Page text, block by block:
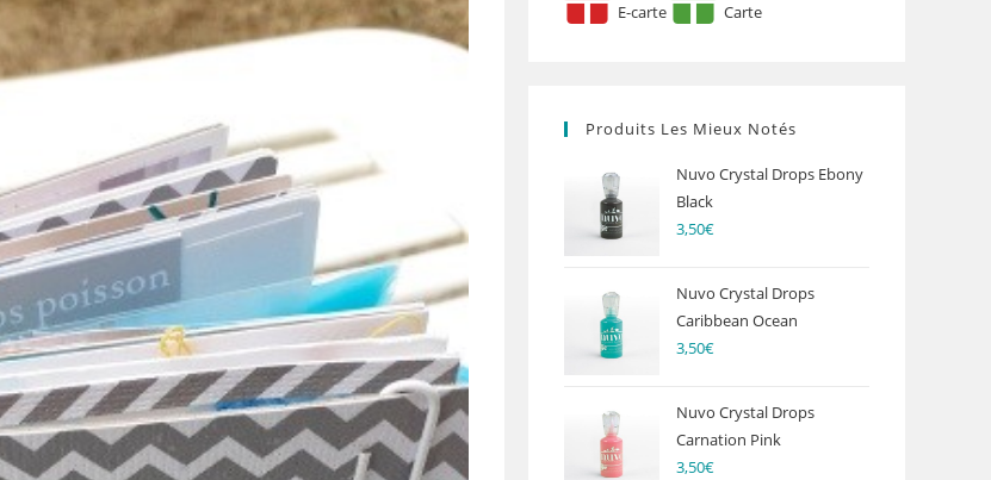
E-carte Carte
Produits Les Mieux Notés
Nuvo Crystal Drops Ebony
Black
3,50€
Nuvo Crystal Drops
Caribbean Ocean
3,50€
Nuvo Crystal Drops
Carnation Pink
3,50€